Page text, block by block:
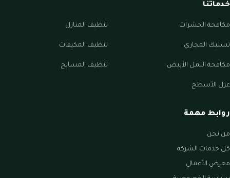
خدماتنا
مكافحة الحشرات تنظيف المنازل
تسليك المجاري تنظيف المكيفات
مكافحة النمل الأبيض تنظيف المسابح
عزل الأسطح
روابط مهمة
من نحن
كل خدمات الشركة
معرض الأعمال